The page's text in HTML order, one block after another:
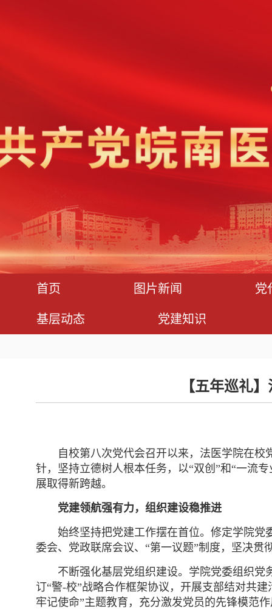
首页 图片新闻 党
基层动态 党建知识
【五年巡礼
自校第八次党代会召开以来，法医学院在
针，坚持立德树人根本任务，以“双创”和“一流
展取得新跨越。
党建领航强有力，组织建设稳推进
始终坚持把党建工作摆在首位。修定学院党
委会、党政联席会议、“第一议题”制度，坚决
不断强化基层党组织建设。学院党委组织
订“警-校”战略合作框架协议，开展支部结对共
牢记使命”主题教育，充分激发党员的先锋模范